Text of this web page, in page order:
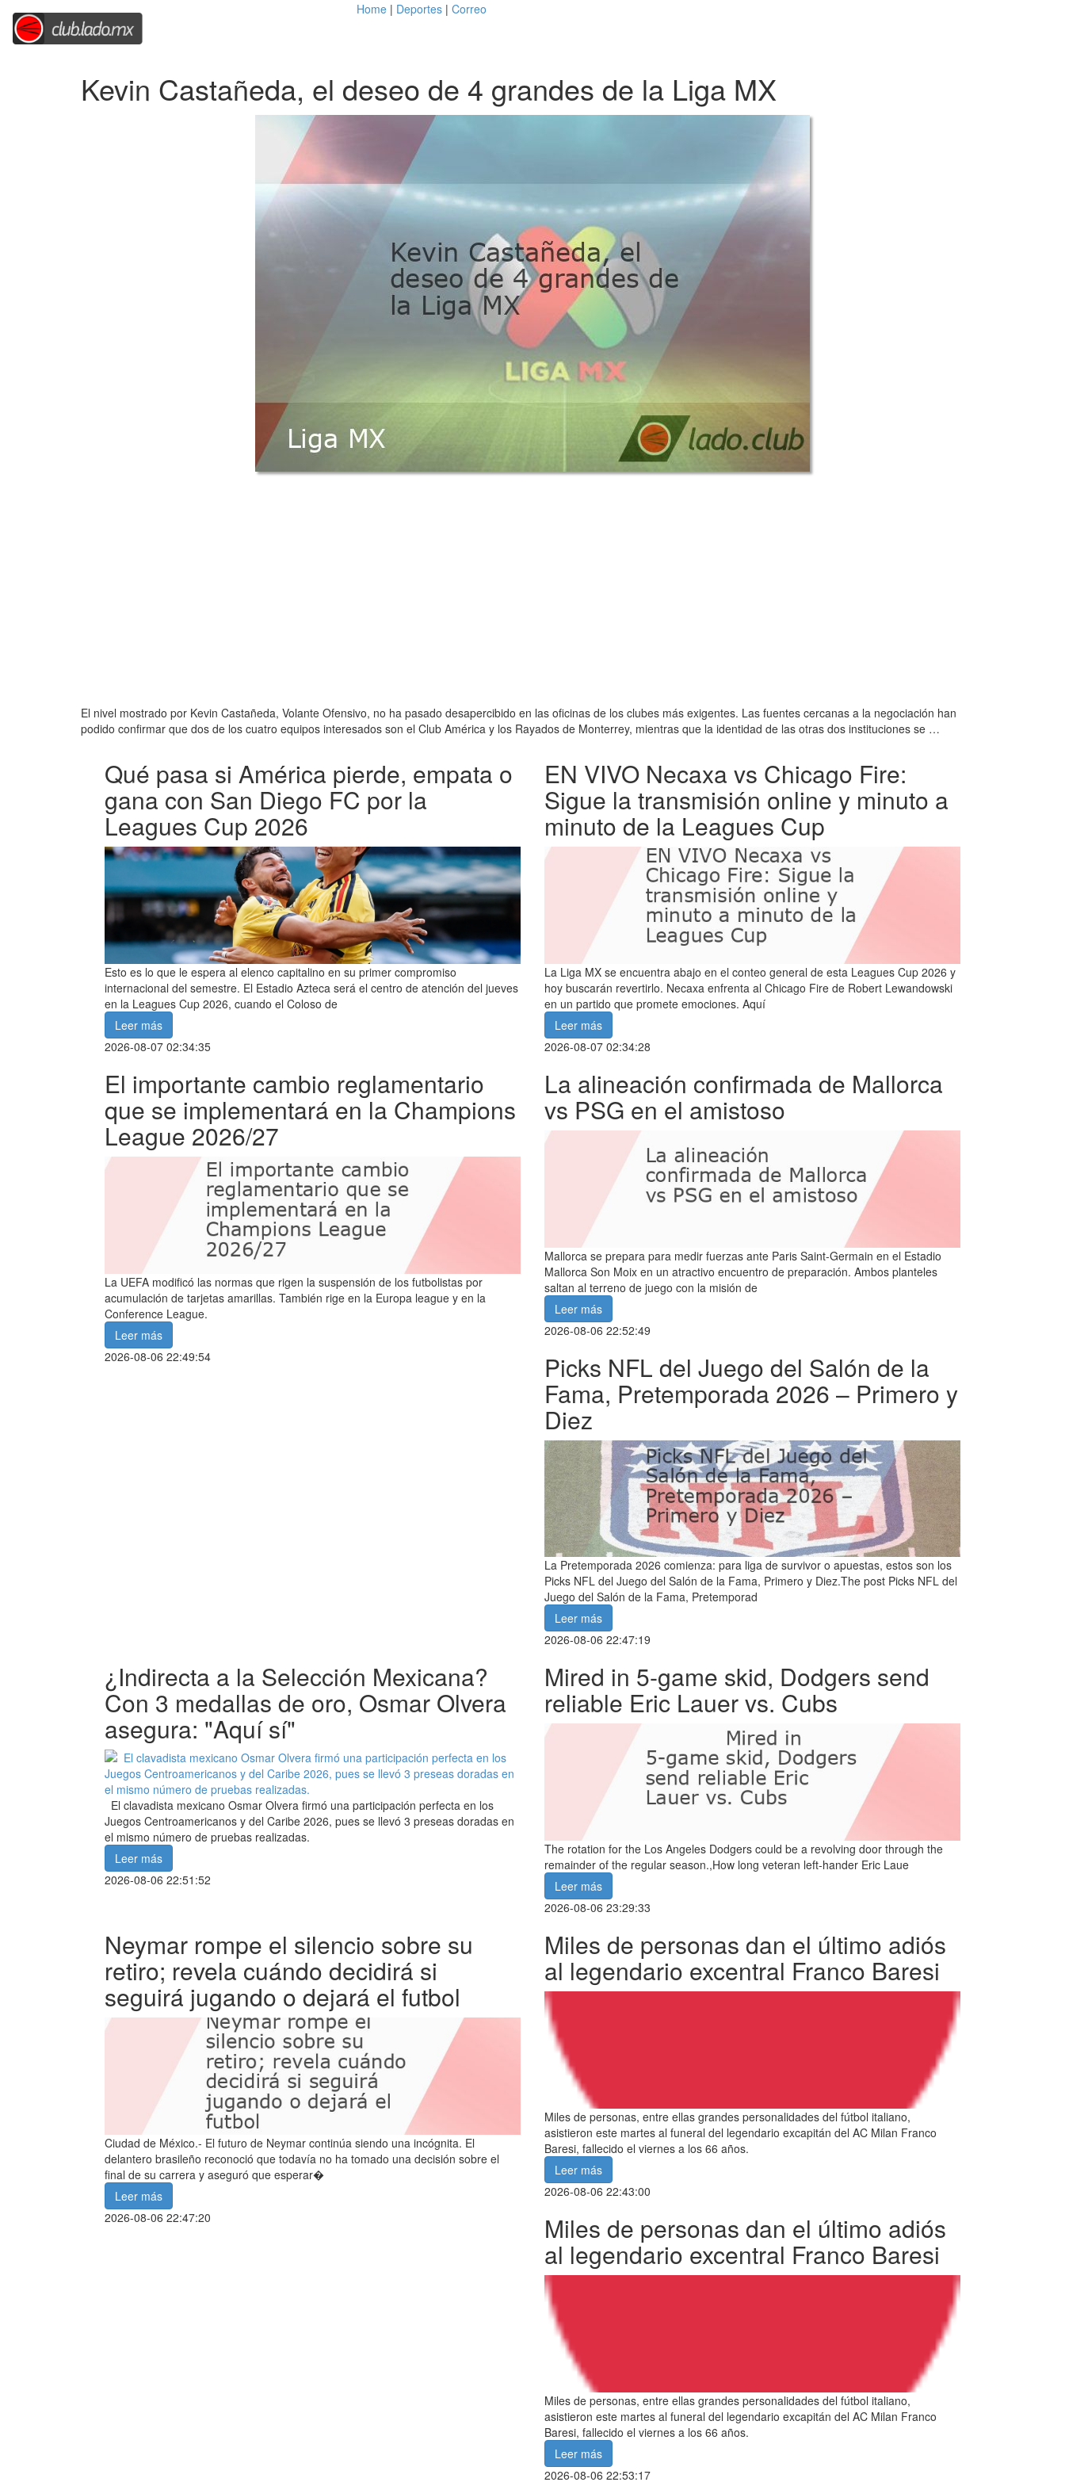
Home | Deportes | Correo
Kevin Castañeda, el deseo de 4 grandes de la Liga MX
El nivel mostrado por Kevin Castañeda, Volante Ofensivo, no ha pasado desapercibido en las oficinas de los clubes más exigentes. Las fuentes cercanas a la negociación han
podido confirmar que dos de los cuatro equipos interesados son el Club América y los Rayados de Monterrey, mientras que la identidad de las otras dos instituciones se …
Qué pasa si América pierde, empata o
gana con San Diego FC por la
Leagues Cup 2026
Esto es lo que le espera al elenco capitalino en su primer compromiso
internacional del semestre. El Estadio Azteca será el centro de atención del jueves
en la Leagues Cup 2026, cuando el Coloso de
Leer más
2026-08-07 02:34:35
EN VIVO Necaxa vs Chicago Fire:
Sigue la transmisión online y minuto a
minuto de la Leagues Cup
La Liga MX se encuentra abajo en el conteo general de esta Leagues Cup 2026 y
hoy buscarán revertirlo. Necaxa enfrenta al Chicago Fire de Robert Lewandowski
en un partido que promete emociones. Aquí
Leer más
2026-08-07 02:34:28
El importante cambio reglamentario
que se implementará en la Champions
League 2026/27
La UEFA modificó las normas que rigen la suspensión de los futbolistas por
acumulación de tarjetas amarillas. También rige en la Europa league y en la
Conference League.
Leer más
2026-08-06 22:49:54
La alineación confirmada de Mallorca
vs PSG en el amistoso
Mallorca se prepara para medir fuerzas ante Paris Saint-Germain en el Estadio
Mallorca Son Moix en un atractivo encuentro de preparación. Ambos planteles
saltan al terreno de juego con la misión de
Leer más
2026-08-06 22:52:49
Picks NFL del Juego del Salón de la
Fama, Pretemporada 2026 – Primero y
Diez
La Pretemporada 2026 comienza: para liga de survivor o apuestas, estos son los
Picks NFL del Juego del Salón de la Fama, Primero y Diez.The post Picks NFL del
Juego del Salón de la Fama, Pretemporad
Leer más
2026-08-06 22:47:19
¿Indirecta a la Selección Mexicana?
Con 3 medallas de oro, Osmar Olvera
asegura: "Aquí sí"
El clavadista mexicano Osmar Olvera firmó una participación perfecta en los
Juegos Centroamericanos y del Caribe 2026, pues se llevó 3 preseas doradas en
el mismo número de pruebas realizadas.
Leer más
2026-08-06 22:51:52
Mired in 5-game skid, Dodgers send
reliable Eric Lauer vs. Cubs
The rotation for the Los Angeles Dodgers could be a revolving door through the
remainder of the regular season.,How long veteran left-hander Eric Laue
Leer más
2026-08-06 23:29:33
Neymar rompe el silencio sobre su
retiro; revela cuándo decidirá si
seguirá jugando o dejará el futbol
Ciudad de México.- El futuro de Neymar continúa siendo una incógnita. El
delantero brasileño reconoció que todavía no ha tomado una decisión sobre el
final de su carrera y aseguró que esperar�
Leer más
2026-08-06 22:47:20
Miles de personas dan el último adiós
al legendario excentral Franco Baresi
Miles de personas, entre ellas grandes personalidades del fútbol italiano,
asistieron este martes al funeral del legendario excapitán del AC Milan Franco
Baresi, fallecido el viernes a los 66 años.
Leer más
2026-08-06 22:43:00
Miles de personas dan el último adiós
al legendario excentral Franco Baresi
Miles de personas, entre ellas grandes personalidades del fútbol italiano,
asistieron este martes al funeral del legendario excapitán del AC Milan Franco
Baresi, fallecido el viernes a los 66 años.
Leer más
2026-08-06 22:53:17